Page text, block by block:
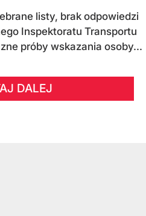
listy, brak odpowiedzi
Inspektoratu Transportu
próby wskazania osoby...
DALEJ